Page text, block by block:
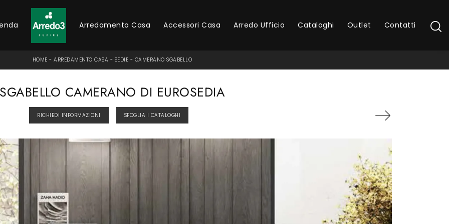
Arredamento Casa Accessori Casa Arredo Ufficio Cataloghi Outlet Contatti
HOME -ARREDAMENTO CASA - SEDIE - CAMERANO SGABELLO
SGABELLO CAMERANO DI EUROSEDIA
RICHIEDI INFORMAZIONI SFOGLIA I CATALOGHI